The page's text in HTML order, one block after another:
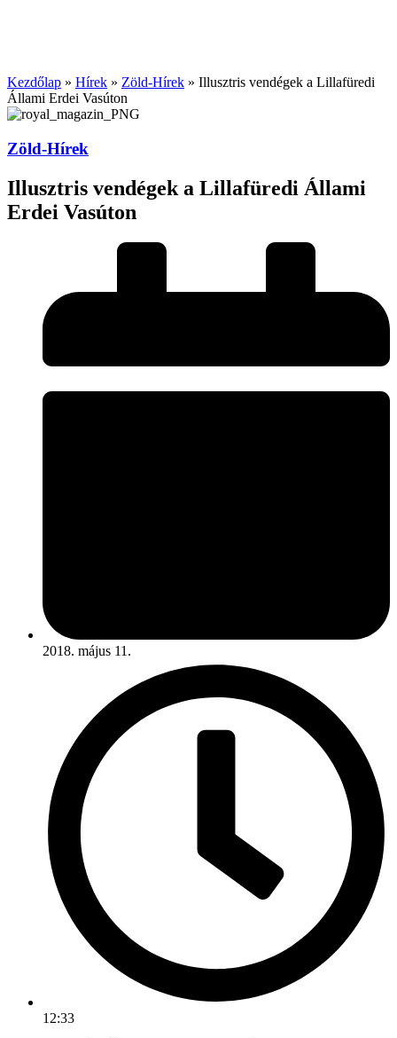
Kezdőlap » Hírek » Zöld-Hírek » Illusztris vendégek a Lillafüredi
Állami Erdei Vasúton
Zöld-Hírek
Illusztris vendégek a Lillafüredi Állami
Erdei Vasúton
2018. május 11.
12:33